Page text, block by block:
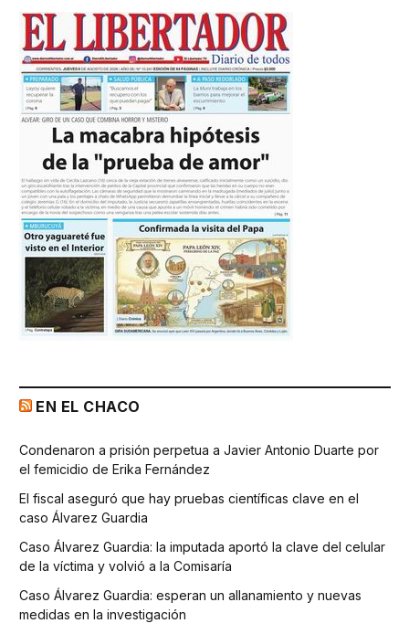
EN EL CHACO
Condenaron a prisión perpetua a Javier Antonio Duarte por
el femicidio de Erika Fernández
El fiscal aseguró que hay pruebas científicas clave en el
caso Álvarez Guardia
Caso Álvarez Guardia: la imputada aportó la clave del celular
de la víctima y volvió a la Comisaría
Caso Álvarez Guardia: esperan un allanamiento y nuevas
medidas en la investigación